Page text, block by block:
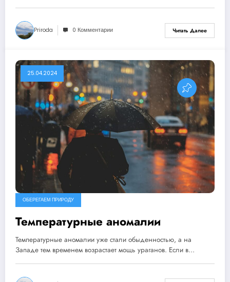
Priroda 0 Комментарии Читать Далее
25.04.2024
ОБЕРЕГАЕМ ПРИРОДУ
Температурные аномалии
Температурные аномалии уже стали обыденностью, а на
Западе тем временем возрастает мощь ураганов. Если в…